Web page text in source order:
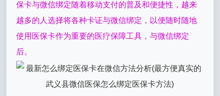
保卡与微信绑定随着移动支付的普及和便捷性，越来
越多的人选择将各种卡证与微信绑定，以便随时随地
使用医保卡作为重要的医疗保障工具，与微信绑定
后。